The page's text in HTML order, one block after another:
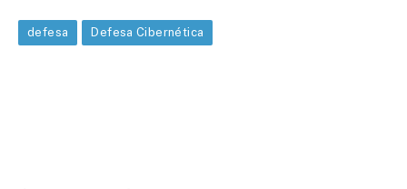
defesa Defesa Cibernética